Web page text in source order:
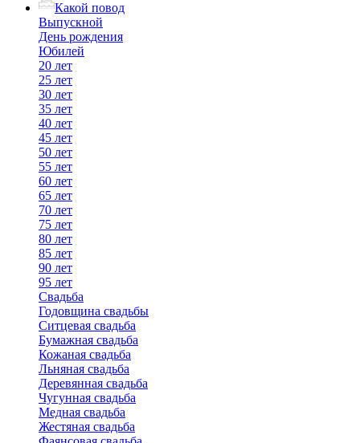
Какой повод
Выпускной
День рождения
Юбилей
20 лет
25 лет
30 лет
35 лет
40 лет
45 лет
50 лет
55 лет
60 лет
65 лет
70 лет
75 лет
80 лет
85 лет
90 лет
95 лет
Свадьба
Годовщина свадьбы
Ситцевая свадьба
Бумажная свадьба
Кожаная свадьба
Льняная свадьба
Деревянная свадьба
Чугунная свадьба
Медная свадьба
Жестяная свадьба